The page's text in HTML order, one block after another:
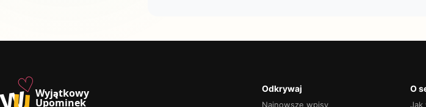
u
♡Wyjątkowy
Upominek
Odkrywaj
Najnowsze wpisy
O
Jak